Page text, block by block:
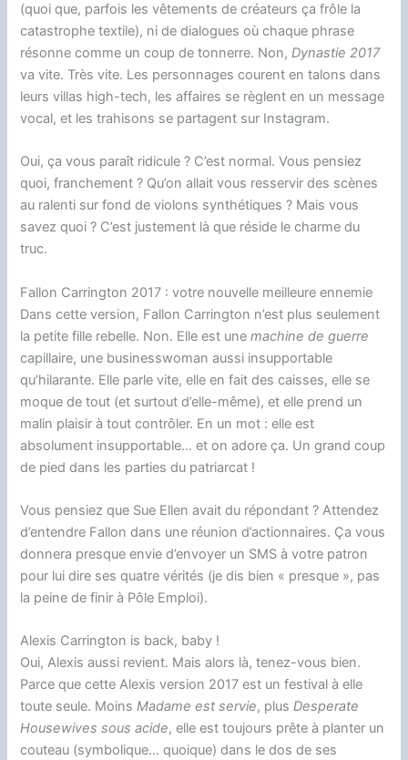
(quoi que, parfois les vêtements de créateurs ça frôle la
catastrophe textile), ni de dialogues où chaque phrase
résonne comme un coup de tonnerre. Non,Dynastie 2017
va vite. Très vite. Les personnages courent en talons dans
leurs villas high-tech, les affaires se règlent en un message
vocal, et les trahisons se partagent sur Instagram.
Oui, ça vous paraît ridicule ? C’est normal. Vous pensiez
quoi, franchement ? Qu’on allait vous resservir des scènes
au ralenti sur fond de violons synthétiques ? Mais vous
savez quoi ? C’est justement là que réside le charme du
truc.
Fallon Carrington 2017 : votre nouvelle meilleure ennemie
Dans cette version, Fallon Carrington n’est plus seulement
la petite fille rebelle. Non. Elle est unemachine de guerre
capillaire, une businesswoman aussi insupportable
qu’hilarante. Elle parle vite, elle en fait des caisses, elle se
moque de tout (et surtout d’elle-même), et elle prend un
malin plaisir à tout contrôler. En un mot : elle est
absolument insupportable… et on adore ça. Un grand coup
de pied dans les parties du patriarcat !
Vous pensiez que Sue Ellen avait du répondant ? Attendez
d’entendre Fallon dans une réunion d’actionnaires. Ça vous
donnera presque envie d’envoyer un SMS à votre patron
pour lui dire ses quatre vérités (je dis bien « presque », pas
la peine de finir à Pôle Emploi).
Alexis Carrington is back, baby !
Oui, Alexis aussi revient. Mais alors là, tenez-vous bien.
Parce que cette Alexis version 2017 est un festival à elle
toute seule. MoinsMadame est servie, plusDesperate
Housewives sous acide, elle est toujours prête à planter un
couteau (symbolique… quoique) dans le dos de ses